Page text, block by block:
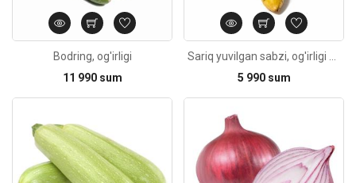
Bodring, og'irligi
11 990 sum
5 990 sum